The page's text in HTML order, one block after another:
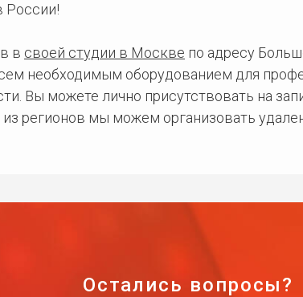
России!
в своей студии в Москве по адресу
необходимым оборудованием для
Вы можете лично присутствовать на
из регионов мы можем организовать
Остались вопросы?